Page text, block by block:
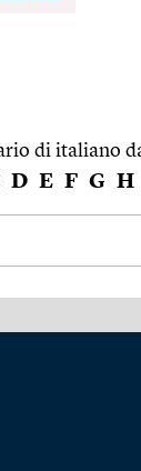
di italiano
D E F G H